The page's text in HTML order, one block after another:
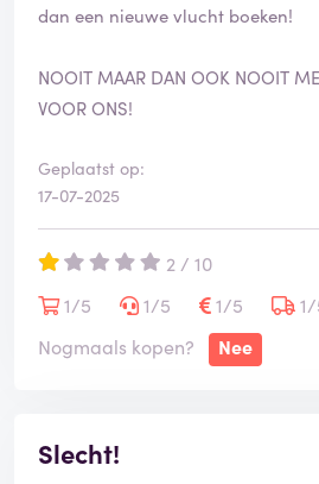
dan een nieuwe vlucht boeken!
NOOIT MAAR DAN OOK NOOIT
VOOR ONS!
Geplaatst op:
17-07-2025
2 / 10
1/5
1/5 1/5
Nogmaals kopen?
Nee
Slecht!